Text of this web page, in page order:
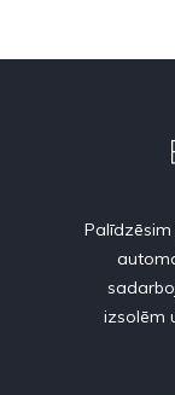
izsolēm